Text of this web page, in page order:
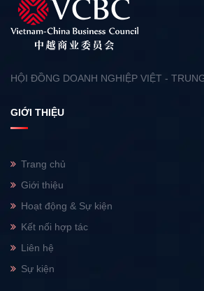
HỘI ĐỒNG DOANH NGHIỆP VIỆT -
GIỚI THIỆU
Trang chủ
Giới thiệu
Hoạt động & Sự kiện
Kết nối hợp tác
Liên hệ
Sự kiện